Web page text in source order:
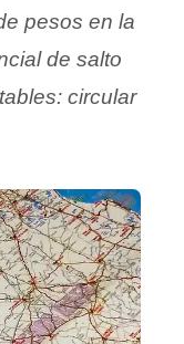
pesos en la
de salto
circular